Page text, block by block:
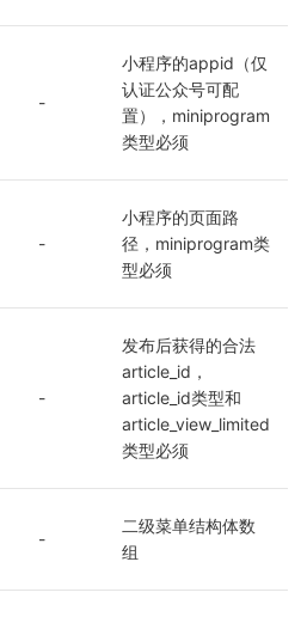
-
小程序的appid（仅
认证公众号可配
置），miniprogram
类型必须
-
小程序的页面路
径，miniprogram类
型必须
-
发布后获得的合法
article_id，
article_id类型和
article_view_limited
类型必须
-
二级菜单结构体数
组